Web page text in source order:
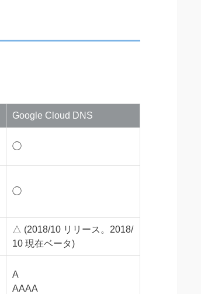
Google Cloud DNS
◯
◯
△ (2018/10 リリース。2018/
10 現在ベータ)
A
AAAA